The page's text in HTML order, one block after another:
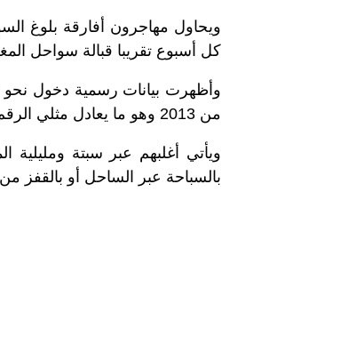
ويحاول مهاجرون أفارقة بلوغ
كل أسبوع تقريبا قبالة سواحل
وأظهرت بيانات رسمية دخول نحو
من 2013 وهو ما يعادل مثلي الرقم في نفس الفترة من عام 2012.
ويأتي أغلبهم عبر سبتة
بالسباحة عبر الساحل أو بالقفز